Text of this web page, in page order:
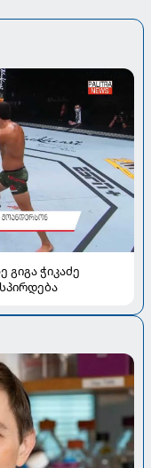
გიგა ჭიკაძე